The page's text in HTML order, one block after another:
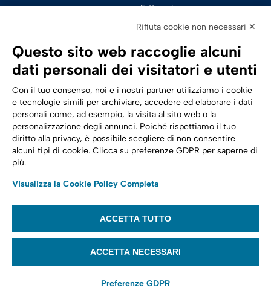
Fatturazione
Sicurezza Digitale
Cloud
Trasformazione digitale
Energia
Telecomunicazioni
Automotive
Seguici su:
© 2022,Tinexta Infocert S.p.A.– P.IVA 07945211006 – Cap. Sociale €
22.117.536 – REA RM 1064345 – Sede legale: Piazzale Flaminio 1/B, 00196 –
Website privacy policy Cookie policy
Rifiuta cookie non necessari ✕
Questo sito web raccoglie alcuni
dati personali dei visitatori e utenti
Con il tuo consenso, noi e i nostri partner utilizziamo i cookie
e tecnologie simili per archiviare, accedere ed elaborare i dati
personali come, ad esempio, la visita al sito web o la
personalizzazione degli annunci. Poiché rispettiamo il tuo
diritto alla privacy, è possibile scegliere di non consentire
alcuni tipi di cookie. Clicca su preferenze GDPR per saperne di
più.
Visualizza la Cookie Policy Completa
ACCETTA TUTTO
ACCETTA NECESSARI
Preferenze GDPR